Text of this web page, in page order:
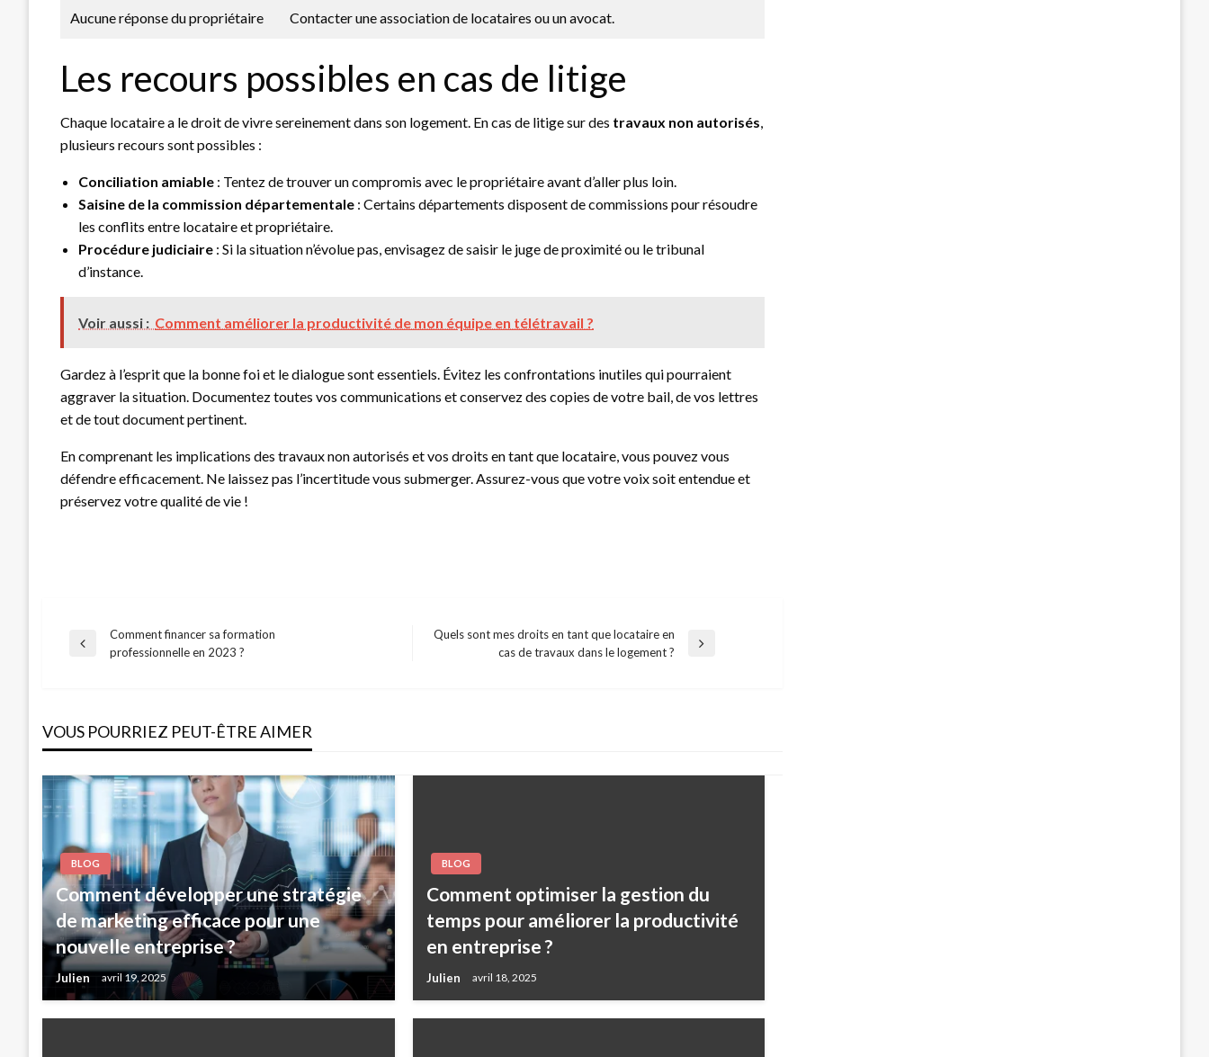
Aucune réponse du propriétaire Contacter une association de locataires ou un avocat.
Les recours possibles en cas de litige
Chaque locataire a le droit de vivre sereinement dans son logement. En cas de litige sur des travaux non autorisés,
plusieurs recours sont possibles :
Conciliation amiable : Tentez de trouver un compromis avec le propriétaire avant d’aller plus loin.
Saisine de la commission départementale : Certains départements disposent de commissions pour résoudre
les conflits entre locataire et propriétaire.
Procédure judiciaire : Si la situation n’évolue pas, envisagez de saisir le juge de proximité ou le tribunal
d’instance.
Voir aussi : Comment améliorer la productivité de mon équipe en télétravail ?
Gardez à l’esprit que la bonne foi et le dialogue sont essentiels. Évitez les confrontations inutiles qui pourraient
aggraver la situation. Documentez toutes vos communications et conservez des copies de votre bail, de vos lettres
et de tout document pertinent.
En comprenant les implications des travaux non autorisés et vos droits en tant que locataire, vous pouvez vous
défendre efficacement. Ne laissez pas l’incertitude vous submerger. Assurez-vous que votre voix soit entendue et
préservez votre qualité de vie !
Navigation
l’article
Previous
Comment financer sa formation
professionnelle en 2023 ?
Quels sont mes droits en tant que locataire en
cas de travaux dans le logement ?
VOUS POURRIEZ PEUT-ÊTRE AIMER
BLOG
Comment développer une stratégie
de marketing efficace pour une
nouvelle entreprise ?
Julien avril 19, 2025
BLOG
Comment optimiser la gestion du
temps pour améliorer la productivité
en entreprise ?
Julien avril 18, 2025